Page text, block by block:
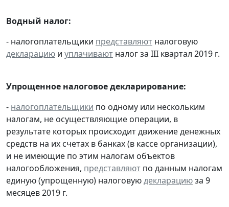
Водный налог:
- налогоплательщики представляют налоговую
декларацию и уплачивают налог за III квартал 2019 г.
Упрощенное налоговое декларирование:
- налогоплательщики по одному или нескольким
налогам, не осуществляющие операции, в
результате которых происходит движение денежных
средств на их счетах в банках (в кассе организации),
и не имеющие по этим налогам объектов
налогообложения, представляют по данным налогам
единую (упрощенную) налоговуюдекларациюза 9
месяцев 2019 г.